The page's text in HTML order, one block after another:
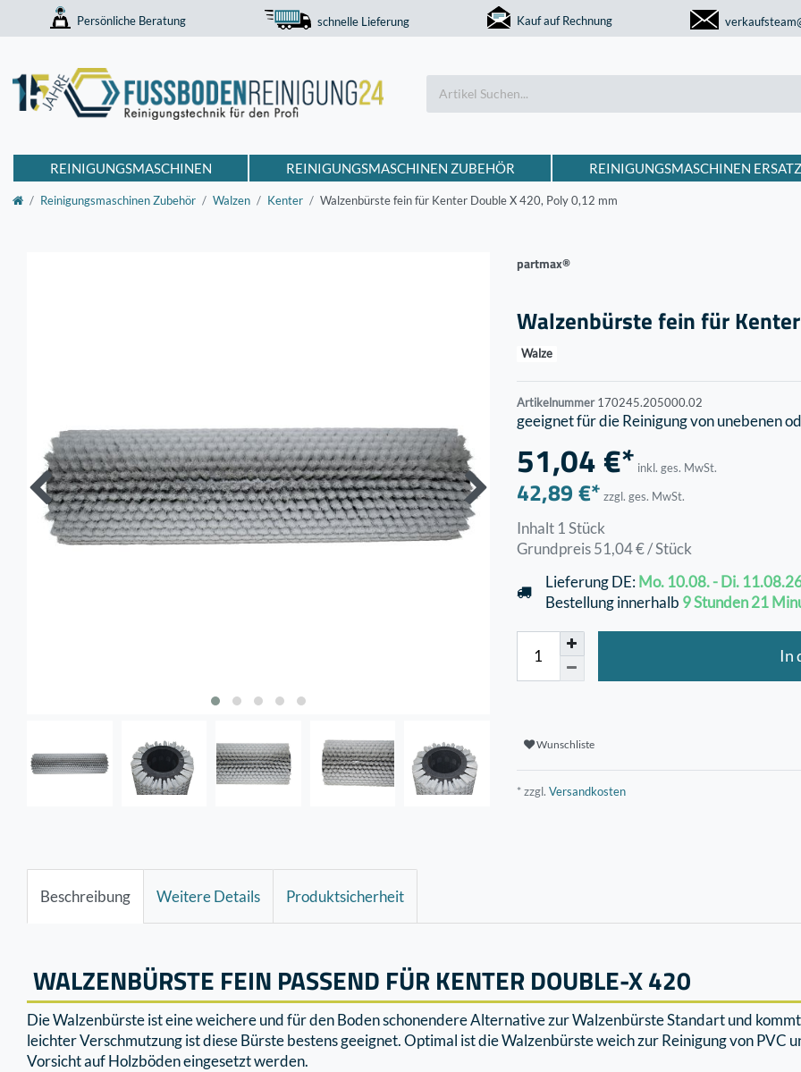
Persönliche Beratung schnelle Lieferung Kauf auf Rechnung
REINIGUNGSMASCHINEN REINIGUNGSMASCHINEN ZUBEHÖR REINIGUNGSMASCHINEN
Reinigungsmaschinen Zubehör Walzen Kenter Walzenbürste fein für Kenter Double X 420, Poly 0,12 mm
partmax®
Walzenbürste fein für
Walze
Artikelnummer170245.205000.02
geeignet für die Reinigung von unebenen
51,04 €* inkl. ges. MwSt.
42,89 €* zzgl. ges. MwSt.
Inhalt 1Stück
Grundpreis51,04 € / Stück
Lieferung DE:Mo. 10.08. - Di.
Bestellung innerhalb 9 Stunden 21
In
Wunschliste
* zzgl. Versandkosten
Beschreibung Weitere Details Produktsicherheit
WALZENBÜRSTE FEIN PASSEND FÜR KENTER DOUBLE-X 420
Die Walzenbürste ist eine weichere und für den Boden schonendere Alternative zur Walzenbürste Standart und
leichter Verschmutzung ist diese Bürste bestens geeignet. Optimal ist die Walzenbürste weich zur Reinigung von PVC
Vorsicht auf Holzböden eingesetzt werden.